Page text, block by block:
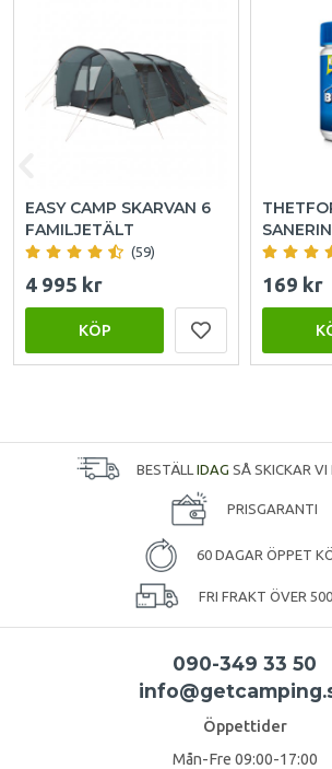
EASY CAMP SKARVAN 6
FAMILJETÄLT
(59)
4 995 kr
KÖP
169 kr
BESTÄLL IDAG SÅ SKICKAR VI
PRISGARANTI
60 DAGAR ÖPPET
FRI FRAKT ÖVER
090-349 33 50
Öppettider
Mån-Fre 09:00-17:00